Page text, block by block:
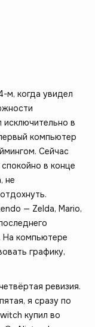
м, когда увидел
исключительно в
компьютер
Сейчас
в конце
не
— Zelda, Mario,
На компьютере
графику,
ревизия.
я сразу по
купил во